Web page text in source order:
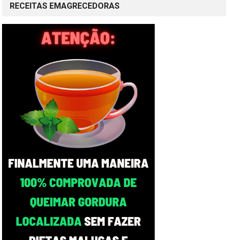
RECEITAS EMAGRECEDORAS